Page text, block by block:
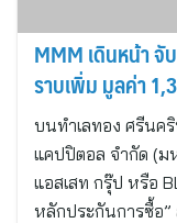
MMM เดินหน้า จั
ราบเพิ่ม มูลค่า
บนทำเลทอง ศรีนค
แคปปิตอล จำกัด (ม
แอสเสท กรุ๊ป หรือ
หลักประกันการซื้อ”